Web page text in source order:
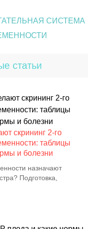
СИСТЕМА
статьи
скрининг 2-го
таблицы
и болезни
назначают
Подготовка,